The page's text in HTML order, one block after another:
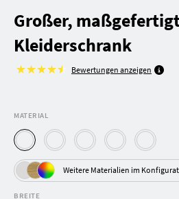
Großer,
Kleiderschrank
Bewertungen anzeigen
MATERIAL
Weitere Materialien im
BREITE